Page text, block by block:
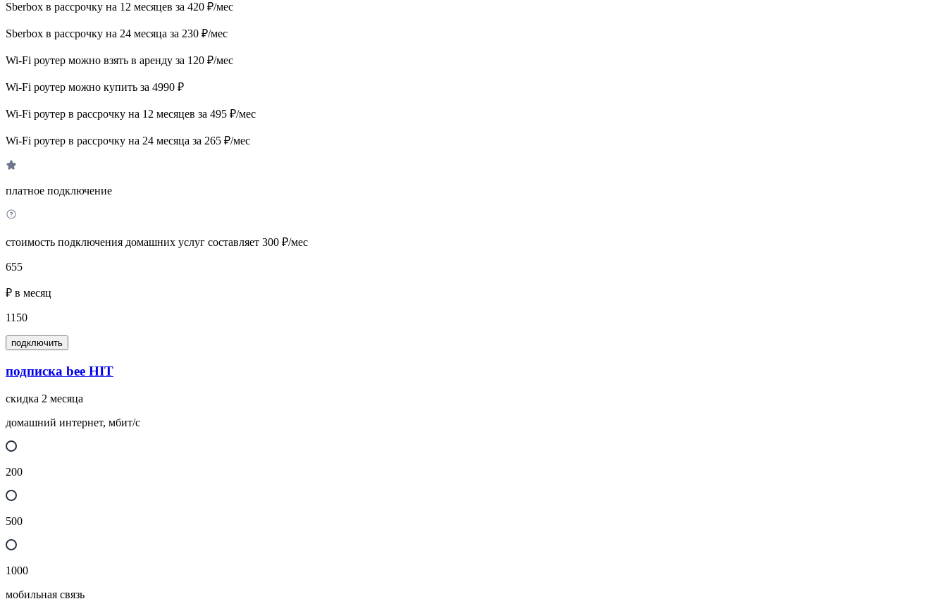
Sberbox в рассрочку на 12 месяцев за 420 ₽/мес
Sberbox в рассрочку на 24 месяца за 230 ₽/мес
Wi-Fi роутер можно взять в аренду за 120 ₽/мес
Wi-Fi роутер можно купить за 4990 ₽
Wi-Fi роутер в рассрочку на 12 месяцев за 495 ₽/мес
Wi-Fi роутер в рассрочку на 24 месяца за 265 ₽/мес
платное подключение
стоимость подключения домашних услуг составляет 300 ₽/мес
655
₽ в месяц
1150
подключить
подписка bee HIT
скидка 2 месяца
домашний интернет, мбит/с
200
500
1000
мобильная связь